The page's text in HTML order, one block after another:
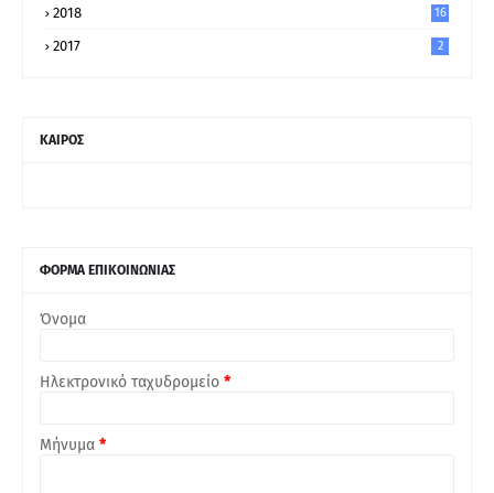
2018 16
2017 2
ΚΑΙΡΟΣ
ΦΟΡΜΑ ΕΠΙΚΟΙΝΩΝΙΑΣ
Όνομα
Ηλεκτρονικό ταχυδρομείο *
Μήνυμα *